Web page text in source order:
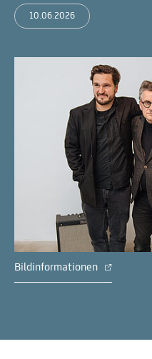
10.06.2026
Bildinformationen